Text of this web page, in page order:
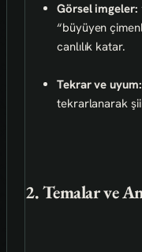
Görsel imgeler:
“büyüyen
canlılık katar.
Tekrar ve uyum:
tekrarlanarak
2. Temalar ve